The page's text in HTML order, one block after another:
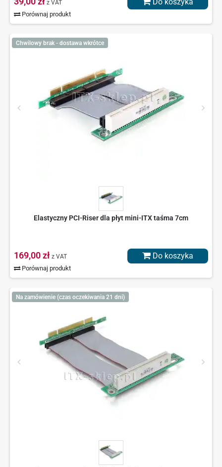
z VAT
Porównaj produkt
Do koszyka
Chwilowy brak - dostawa wkrótce
Elastyczny PCI-Riser dla płyt mini-ITX taśma 7cm
169,00 zł z VAT
Porównaj produkt
Do koszyka
Na zamówienie (czas oczekiwania 21 dni)